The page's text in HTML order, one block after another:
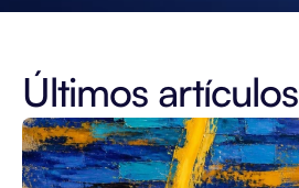
Últimos artículos